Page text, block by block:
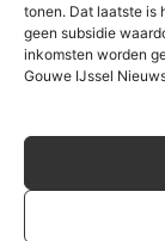
tonen. Dat laatste is
geen subsidie
inkomsten worden
Gouwe IJssel
ruimtelijke
de Raad van
Met het
niet goed in het
het besluit. Zo